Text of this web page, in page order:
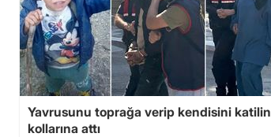
Yavrusunu toprağa verip kendisini katilin
kollarına attı